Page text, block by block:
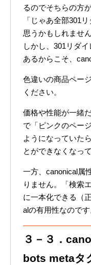
るのでそちらの方
「じゃあ全部301
思うかもしれません
しかし、301リダ
あるからこそ、
色違いの商品ペー
ください。
価格や性能が一緒
で「ピンクのペー
ようになっていた
とができなくなっ
一方、canonical属
りません。「検索
に一本化できる（
alの有用性なのです
３－３．
bots metaタ